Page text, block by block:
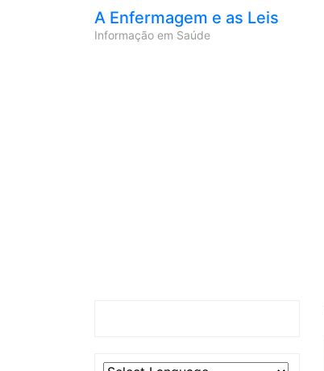
A Enfermagem e as Leis
Informação em Saúde